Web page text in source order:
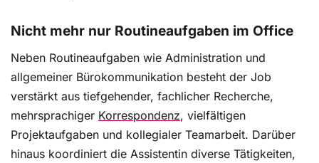
Widerstandsfähigkeit und mentale Gesundheit,
sondern hilft uns auch, wenn im Alltag der rote
Faden fehlt. Doch wie schützt uns Selbstführung
vor Überforderung, und wie können wir sie lernen?
Fachleute geben Tipps.
Nicht mehr nur Routineaufgaben im Office
Neben Routineaufgaben wie Administration und
allgemeiner Bürokommunikation besteht der Job
verstärkt aus tiefgehender, fachlicher Recherche,
mehrsprachiger Korrespondenz, vielfältigen
Projektaufgaben und kollegialer Teamarbeit. Darüber
hinaus koordiniert die Assistentin diverse Tätigkeiten,